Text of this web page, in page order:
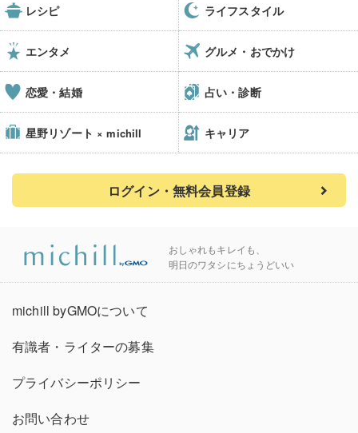
レシピ ライフスタイル
エンタメ グルメ・おでかけ
恋愛・結婚 占い・診断
星野リゾート × michill キャリア
ログイン・無料会員登録
おしゃれもキレイも、
明日のワタシにちょうどいい
michill byGMOについて
有識者・ライターの募集
プライバシーポリシー
お問い合わせ